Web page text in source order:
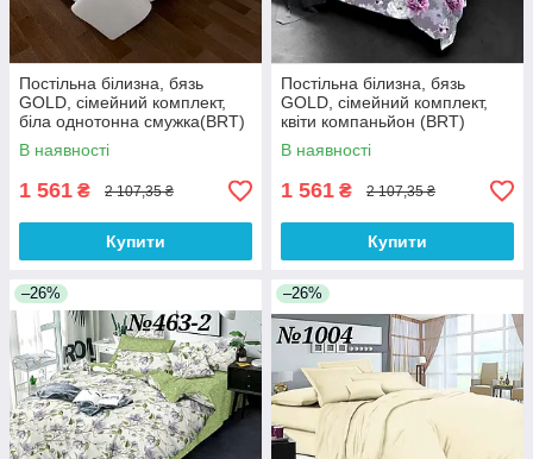
Постільна білизна, бязь
GOLD, сімейний комплект,
біла однотонна смужка(BRT)
В наявності
1 561 ₴ 2 107,35 ₴
Купити
Постільна білизна, бязь
GOLD, сімейний комплект,
квіти компаньйон (BRT)
В наявності
1 561 ₴ 2 107,35 ₴
Купити
–26% –26%